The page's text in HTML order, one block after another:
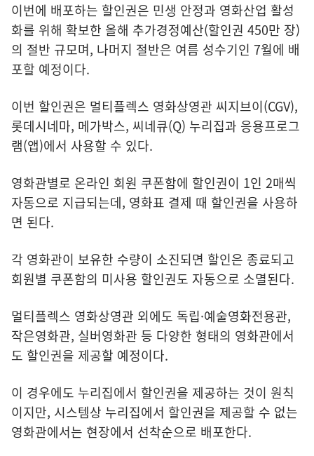
이번에 배포하는 할인권은 민생 안정과 영화산업 활성
화를 위해 확보한 올해 추가경정예산(할인권 450만 장)
의 절반 규모며, 나머지 절반은 여름 성수기인 7월에 배
포할 예정이다.
이번 할인권은 멀티플렉스 영화상영관 씨지브이(CGV),
롯데시네마, 메가박스, 씨네큐(Q) 누리집과 응용프로그
램(앱)에서 사용할 수 있다.
영화관별로 온라인 회원 쿠폰함에 할인권이 1인 2매씩
자동으로 지급되는데, 영화표 결제 때 할인권을 사용하
면 된다.
각 영화관이 보유한 수량이 소진되면 할인은 종료되고
회원별 쿠폰함의 미사용 할인권도 자동으로 소멸된다.
멀티플렉스 영화상영관 외에도 독립·예술영화전용관,
작은영화관, 실버영화관 등 다양한 형태의 영화관에서
도 할인권을 제공할 예정이다.
이 경우에도 누리집에서 할인권을 제공하는 것이 원칙
이지만, 시스템상 누리집에서 할인권을 제공할 수 없는
영화관에서는 현장에서 선착순으로 배포한다.